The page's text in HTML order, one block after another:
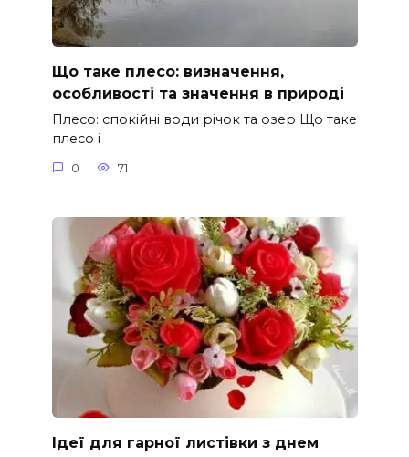
Що таке плесо: визначення,
особливості та значення в природі
Плесо: спокійні води річок та озер Що таке
плесо і
0 71
Ідеї для гарної листівки з днем